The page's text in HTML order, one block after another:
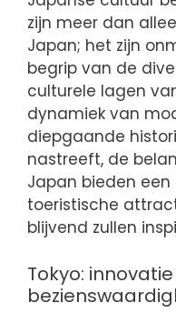
zijn meer dan
Japan; het zijn
begrip van de
culturele lagen
dynamiek van
diepgaande
nastreeft, de
Japan bieden
toeristische
blijvend zullen
Tokyo: